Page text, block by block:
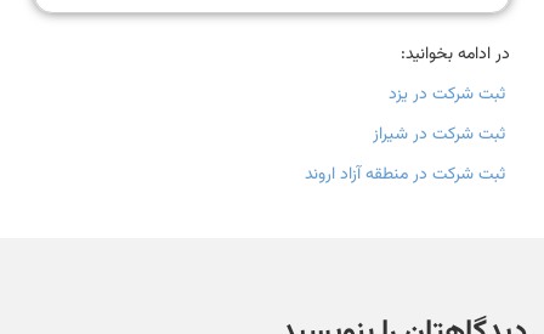
در ادامه بخوانید:
ثبت شرکت در یزد
ثبت شرکت در شیراز
ثبت شرکت در منطقه آزاد اروند